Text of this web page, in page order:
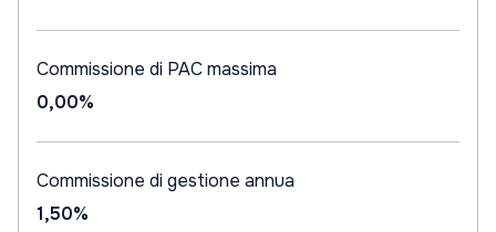
Commissione di PAC massima
0,00%
Commissione di gestione annua
1,50%